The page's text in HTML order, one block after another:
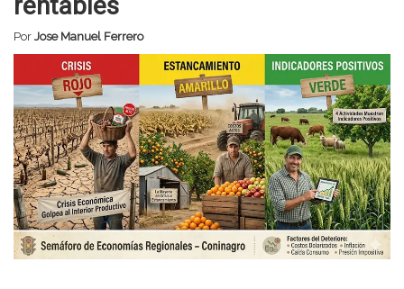
Por Jose Manuel Ferrero